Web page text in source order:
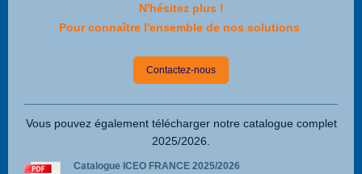
N'hésitez plus !
Pour connaître l'ensemble de nos solutions
Contactez-nous
Vous pouvez également télécharger notre catalogue complet
2025/2026.
Catalogue ICEO FRANCE 2025/2026